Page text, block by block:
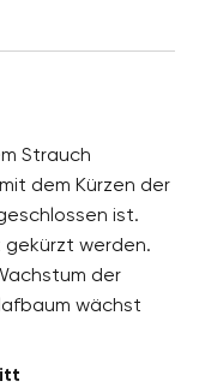
Strauch
dem Kürzen der
ist.
werden.
der
wächst